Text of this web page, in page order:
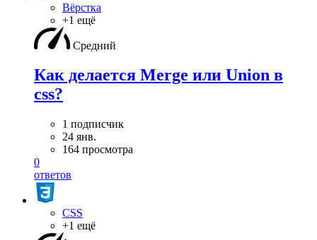
Вёрстка
+1 ещё
Средний
Как делается Merge или Union в
css?
1 подписчик
24 янв.
164 просмотра
0
ответов
CSS
+1 ещё